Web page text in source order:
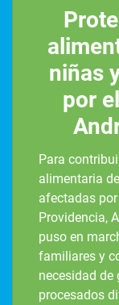
niñas
por
Para
alimentaria
afectadas
Providencia,
puso en
familiares y
necesidad de
procesados